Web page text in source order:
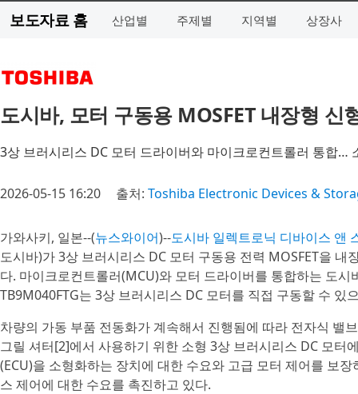
보도자료 홈 산업별 주제별 지역별 상장사
도시바, 모터 구동용 MOSFET 내장형
3상 브러시리스 DC 모터 드라이버와 마이크로컨트롤러 통합…
2026-05-15 16:20 출처: Toshiba Electronic Devices &
가와사키, 일본--(뉴스와이어)--도시바 일렉트로닉 디바이스
도시바)가 3상 브러시리스 DC 모터 구동용 전력 MOSFET을 내
다. 마이크로컨트롤러(MCU)와 모터 드라이버를 통합하는 도
TB9M040FTG는 3상 브러시리스 DC 모터를 직접 구동할 수
차량의 가동 부품 전동화가 계속해서 진행됨에 따라 전자식 밸
그릴 셔터[2]에서 사용하기 위한 소형 3상 브러시리스 DC 모터
(ECU)을 소형화하는 장치에 대한 수요와 고급 모터 제어를 보
스 제어에 대한 수요를 촉진하고 있다.